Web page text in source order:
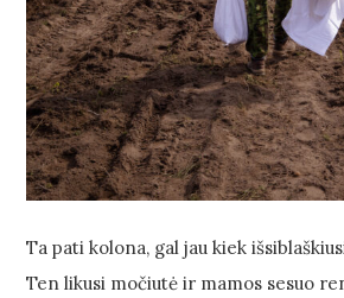
Ta pati kolona, gal jau kiek
Ten likusi močiutė ir mamos sesuo